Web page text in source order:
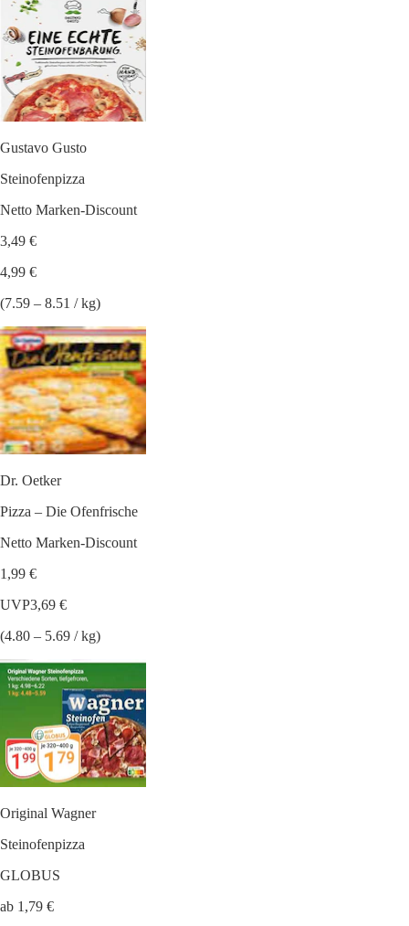
Gustavo Gusto
Steinofenpizza
Netto Marken-Discount
3,49 €
4,99 €
(7.59 – 8.51 / kg)
Dr. Oetker
Pizza – Die Ofenfrische
Netto Marken-Discount
1,99 €
UVP3,69 €
(4.80 – 5.69 / kg)
Original Wagner
Steinofenpizza
GLOBUS
ab 1,79 €